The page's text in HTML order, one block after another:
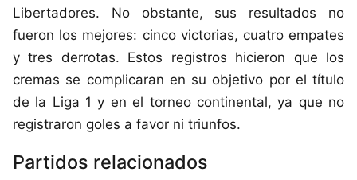
Libertadores. No obstante, sus resultados no
fueron los mejores: cinco victorias, cuatro empates
y tres derrotas. Estos registros hicieron que los
cremas se complicaran en su objetivo por el título
de la Liga 1 y en el torneo continental, ya que no
registraron goles a favor ni triunfos.
Partidos relacionados